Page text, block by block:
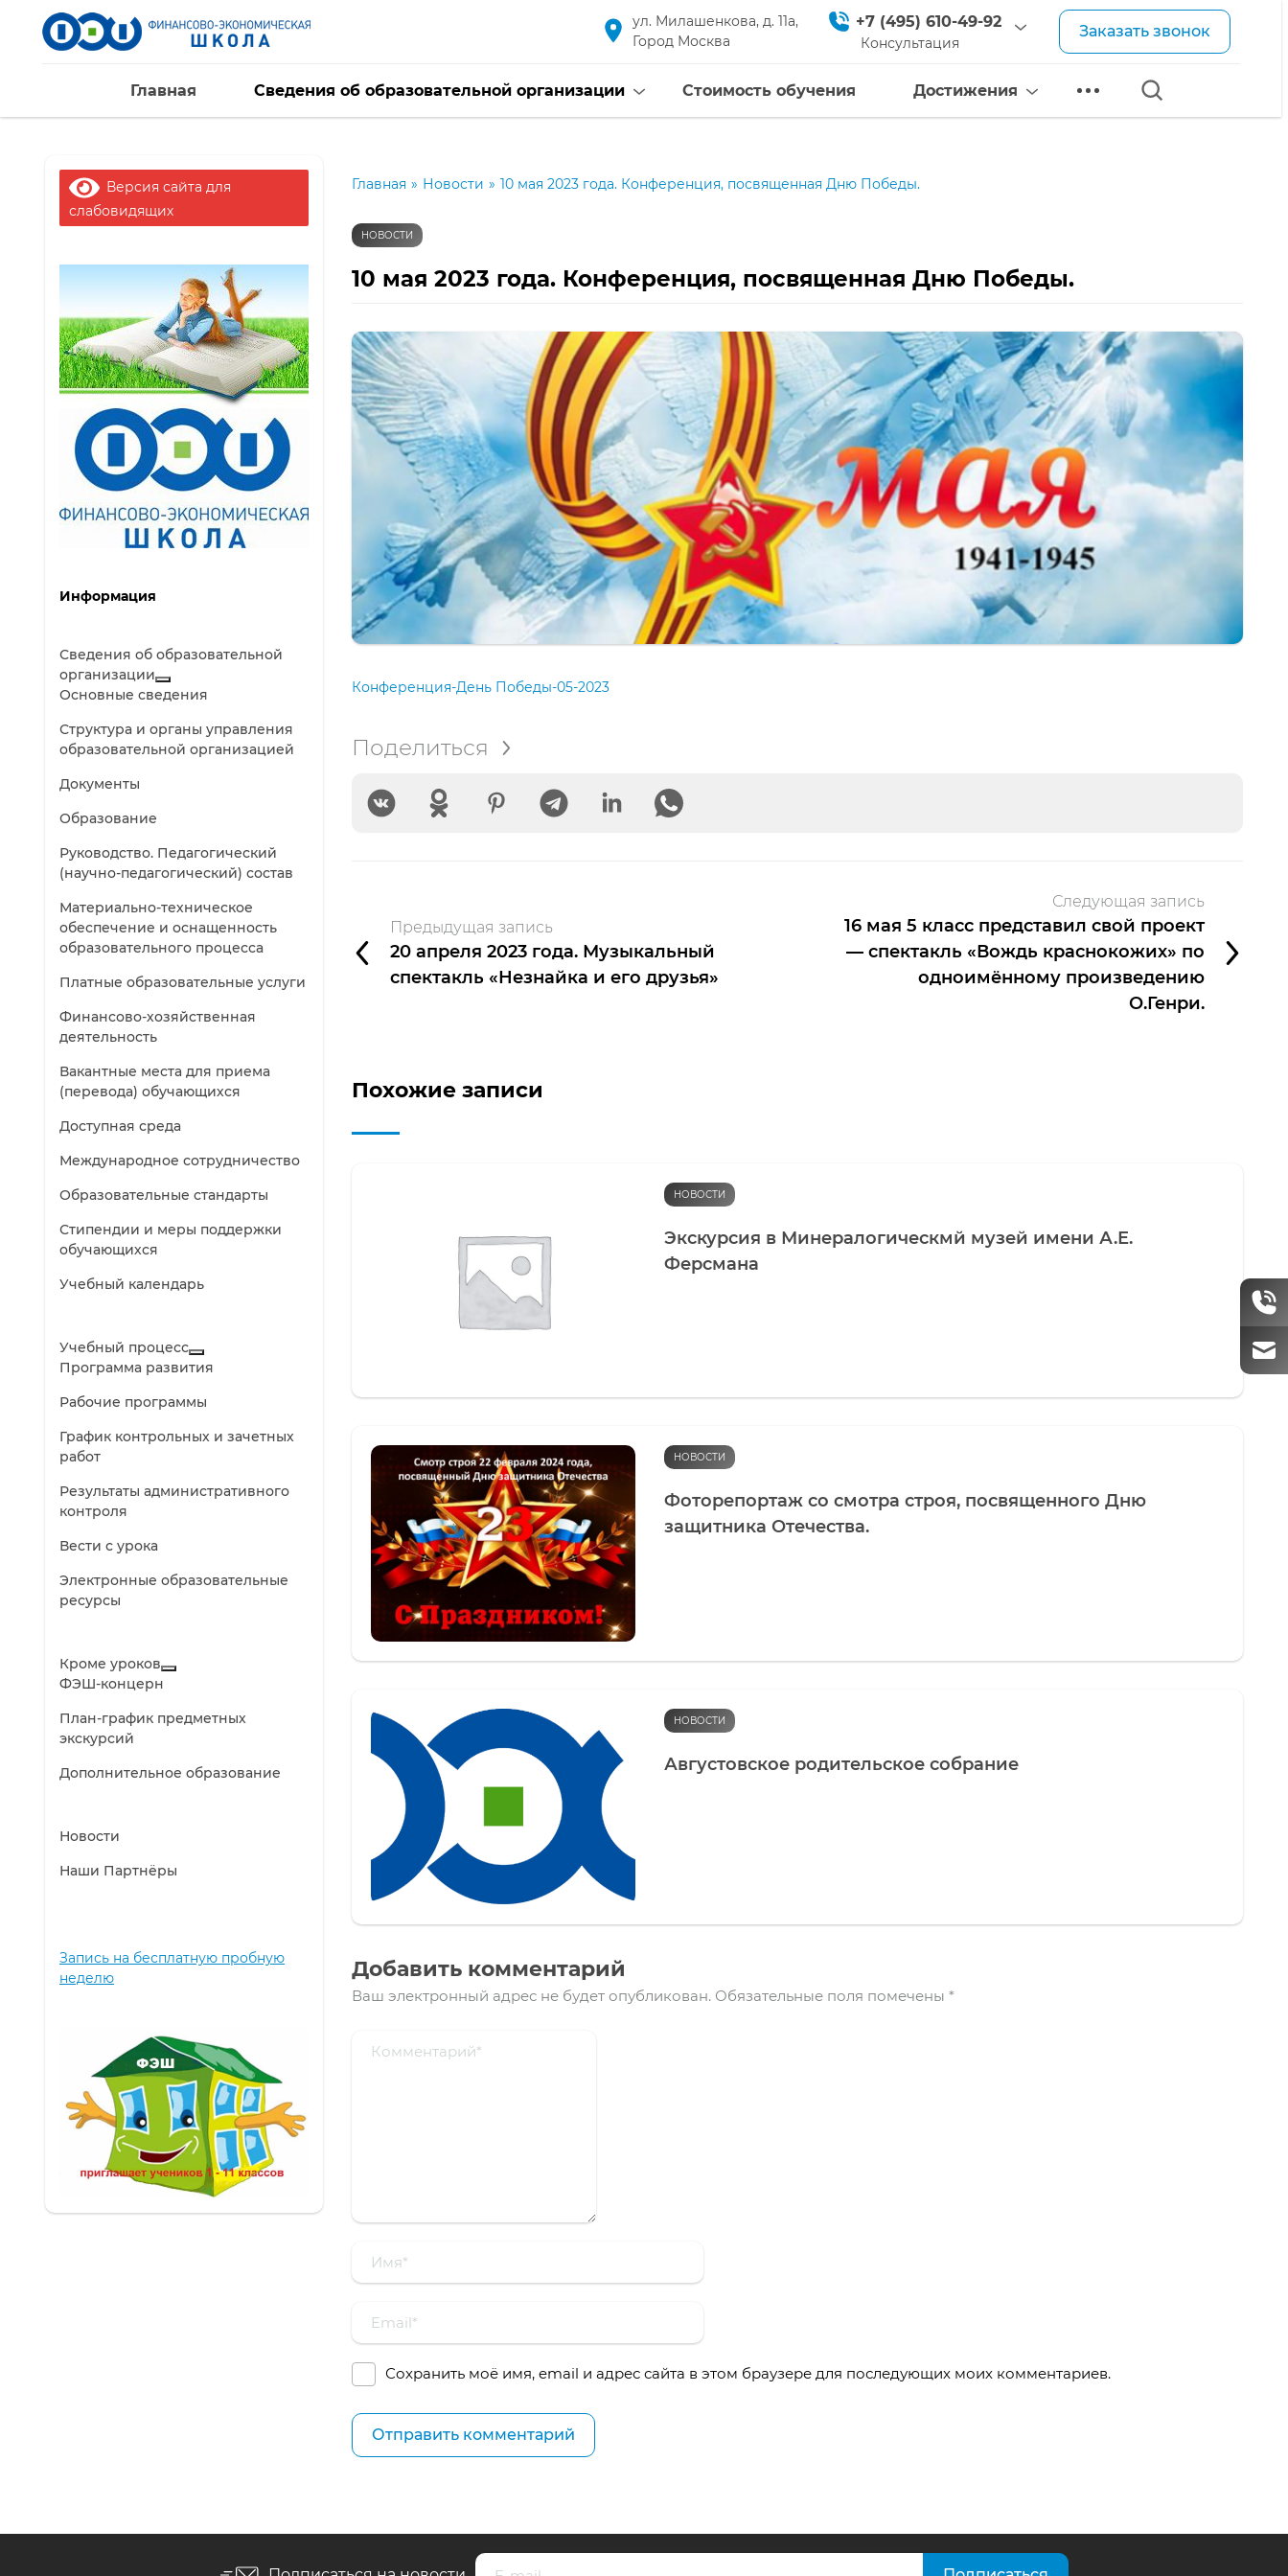
ул. Милашенкова, д. 11а,
Город Москва
+7 (495) 610-49-92
Консультация
Заказать звонок
Главная Сведения об образовательной организации Стоимость обучения Достижения
Главная » Новости » 10 мая 2023 года. Конференция, посвященная Дню Победы.
НОВОСТИ
10 мая 2023 года. Конференция, посвященная Дню Победы.
Конференция-День Победы-05-2023
Поделиться
Предыдущая запись
20 апреля 2023 года. Музыкальный
спектакль «Незнайка и его друзья»
Следующая запись
16 мая 5 класс представил свой проект
— спектакль «Вождь краснокожих» по
одноимённому произведению
О.Генри.
Похожие записи
НОВОСТИ
Экскурсия в Минералогическмй музей имени А.Е.
Ферсмана
НОВОСТИ
Фоторепортаж со смотра строя, посвященного Дню
защитника Отечества.
НОВОСТИ
Августовское родительское собрание
Добавить комментарий
Ваш электронный адрес не будет опубликован. Обязательные поля помечены *
Сохранить моё имя, email и адрес сайта в этом браузере для последующих моих комментариев.
Версия сайта для
слабовидящих
Информация
Сведения об образовательной
организации
Основные сведения
Структура и органы управления
образовательной организацией
Документы
Образование
Руководство. Педагогический
(научно-педагогический) состав
Материально-техническое
обеспечение и оснащенность
образовательного процесса
Платные образовательные услуги
Финансово-хозяйственная
деятельность
Вакантные места для приема
(перевода) обучающихся
Доступная среда
Международное сотрудничество
Образовательные стандарты
Стипендии и меры поддержки
обучающихся
Учебный календарь
Учебный процесс
Программа развития
Рабочие программы
График контрольных и зачетных
работ
Результаты административного
контроля
Вести с урока
Электронные образовательные
ресурсы
Кроме уроков
ФЭШ-концерн
План-график предметных
экскурсий
Дополнительное образование
Новости
Наши Партнёры
Запись на бесплатную пробную
неделю